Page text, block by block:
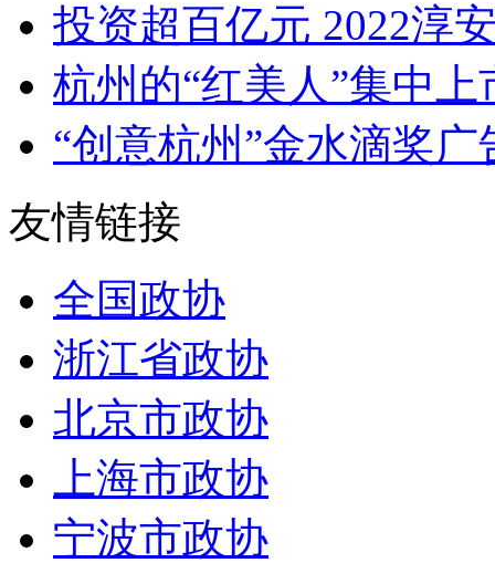
投资超百亿元 2022淳
杭州的“红美人”集中
“创意杭州”金水滴奖
友情链接
全国政协
浙江省政协
北京市政协
上海市政协
宁波市政协